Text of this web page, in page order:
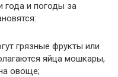
года и погоды за
грязные фрукты или
яйца мошкары,
овоще;